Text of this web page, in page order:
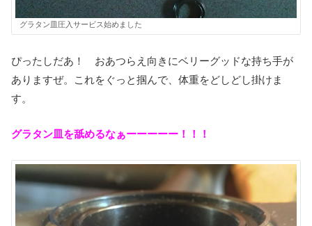
グラタン皿圧入サービス始めました
ぴったしだあ！ おあつらえ向きにベリーグッドな持ち手が
ありますぜ。これをぐっと掴んで、体重をどしどし掛けま
す。
グラタン皿を舐めるなぁーーーーー！！！